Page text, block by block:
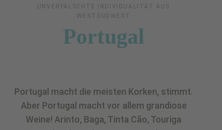
UNVERFÄLSCHTE INDIVIDUALITÄT AUS
WESTSÜDWEST
Portugal
Portugal macht die meisten Korken, stimmt.
Aber Portugal macht vor allem grandiose
Weine! Arinto, Baga, Tinta Cão, Touriga